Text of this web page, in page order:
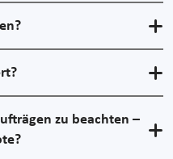
zu beachten –